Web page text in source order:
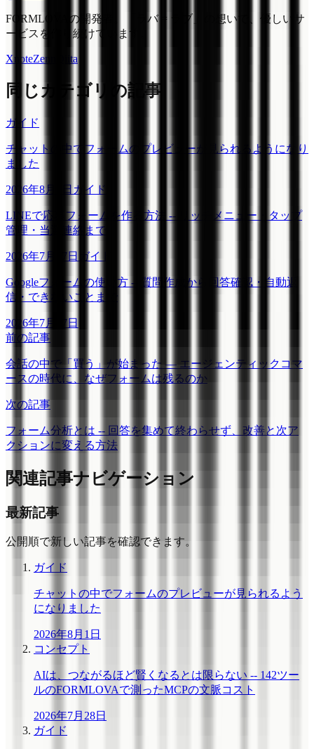
FORMLOVAの開発者。「ラバ = ラブ」の想いで、優しいサ
ービスを作り続けています。
XnoteZenn Qiita
同じカテゴリの記事
ガイド
チャットの中でフォームのプレビューが見られるようになり
ました
2026年8月1日 ガイド
LINEで応募フォームを作る方法 -- リッチメニュー・タップ
管理・当選連絡まで
2026年7月17日 ガイド
Googleフォームの使い方 -- 質問作成から回答確認・自動返
信・できないことまで
2026年7月17日
前の記事
会話の中で「買う」が始まった ― エージェンティックコマ
ースの時代に、なぜフォームは残るのか
次の記事
フォーム分析とは -- 回答を集めて終わらせず、改善と次ア
クションに変える方法
関連記事ナビゲーション
最新記事
公開順で新しい記事を確認できます。
ガイド
チャットの中でフォームのプレビューが見られるよう
になりました
2026年8月1日
コンセプト
AIは、つながるほど賢くなるとは限らない -- 142ツー
ルのFORMLOVAで測ったMCPの文脈コスト
2026年7月28日
ガイド